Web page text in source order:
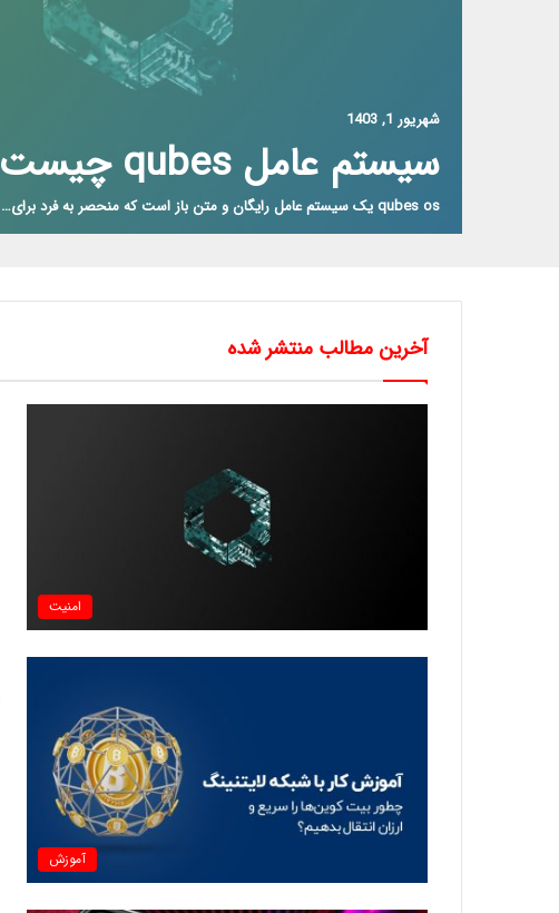
شهریور 1, 1403
سیستم عامل qubes چیست؟
qubes os یک سیستم عامل رایگان و متن باز است که منحصر به فرد برای…
آخرین مطالب منتشر شده
امنیت
آموزش